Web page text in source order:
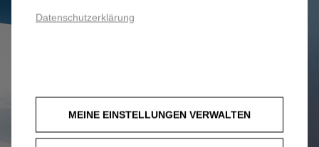
Datenschutzerklärung
MEINE EINSTELLUNGEN VERWALTEN